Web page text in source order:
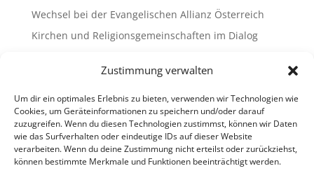
Zustimmung verwalten
Um dir ein optimales Erlebnis zu bieten, verwenden wir Technologien wie
Cookies, um Geräteinformationen zu speichern und/oder darauf
zuzugreifen. Wenn du diesen Technologien zustimmst, können wir Daten
wie das Surfverhalten oder eindeutige IDs auf dieser Website
verarbeiten. Wenn du deine Zustimmung nicht erteilst oder zurückziehst,
können bestimmte Merkmale und Funktionen beeinträchtigt werden.
Wechsel bei der Evangelischen Allianz Österreich
Kirchen und Religionsgemeinschaften im Dialog
Schulen & Kindergärten in Österreich
„Brennen für das Leben “ – die Wanderausstellung
ist bald am Ziel
Neueste Kommentare